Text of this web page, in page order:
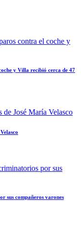
y Villa recibió cerca de 47
sus compañeros varones